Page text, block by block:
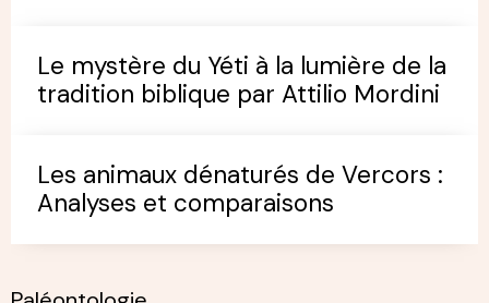
Le mystère du Yéti à la lumière de la
tradition biblique par Attilio Mordini
Les animaux dénaturés de Vercors :
Analyses et comparaisons